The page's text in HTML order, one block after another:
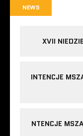
NEWS
XVII
INTENCJE
NTENCJE